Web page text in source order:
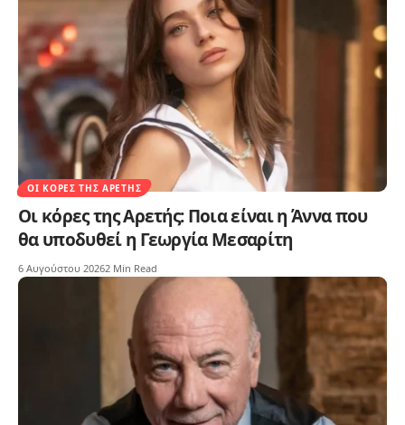
ΟΙ ΚΌΡΕΣ ΤΗΣ ΑΡΕΤΉΣ
Οι κόρες της Αρετής: Ποια είναι η Άννα που
θα υποδυθεί η Γεωργία Μεσαρίτη
6 Αυγούστου 20262 Min Read